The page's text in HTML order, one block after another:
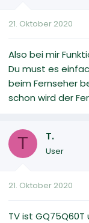
21. Oktober 2020
Also bei mir
Du must es
beim Fernseher
schon wird der
T T.
User
21. Oktober 2020
TV ist